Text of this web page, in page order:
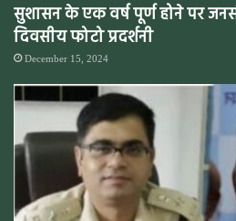
सुशासन के एक वर्ष पूर्ण होने पर
दिवसीय फोटो प्रदर्शनी
December 15, 2024